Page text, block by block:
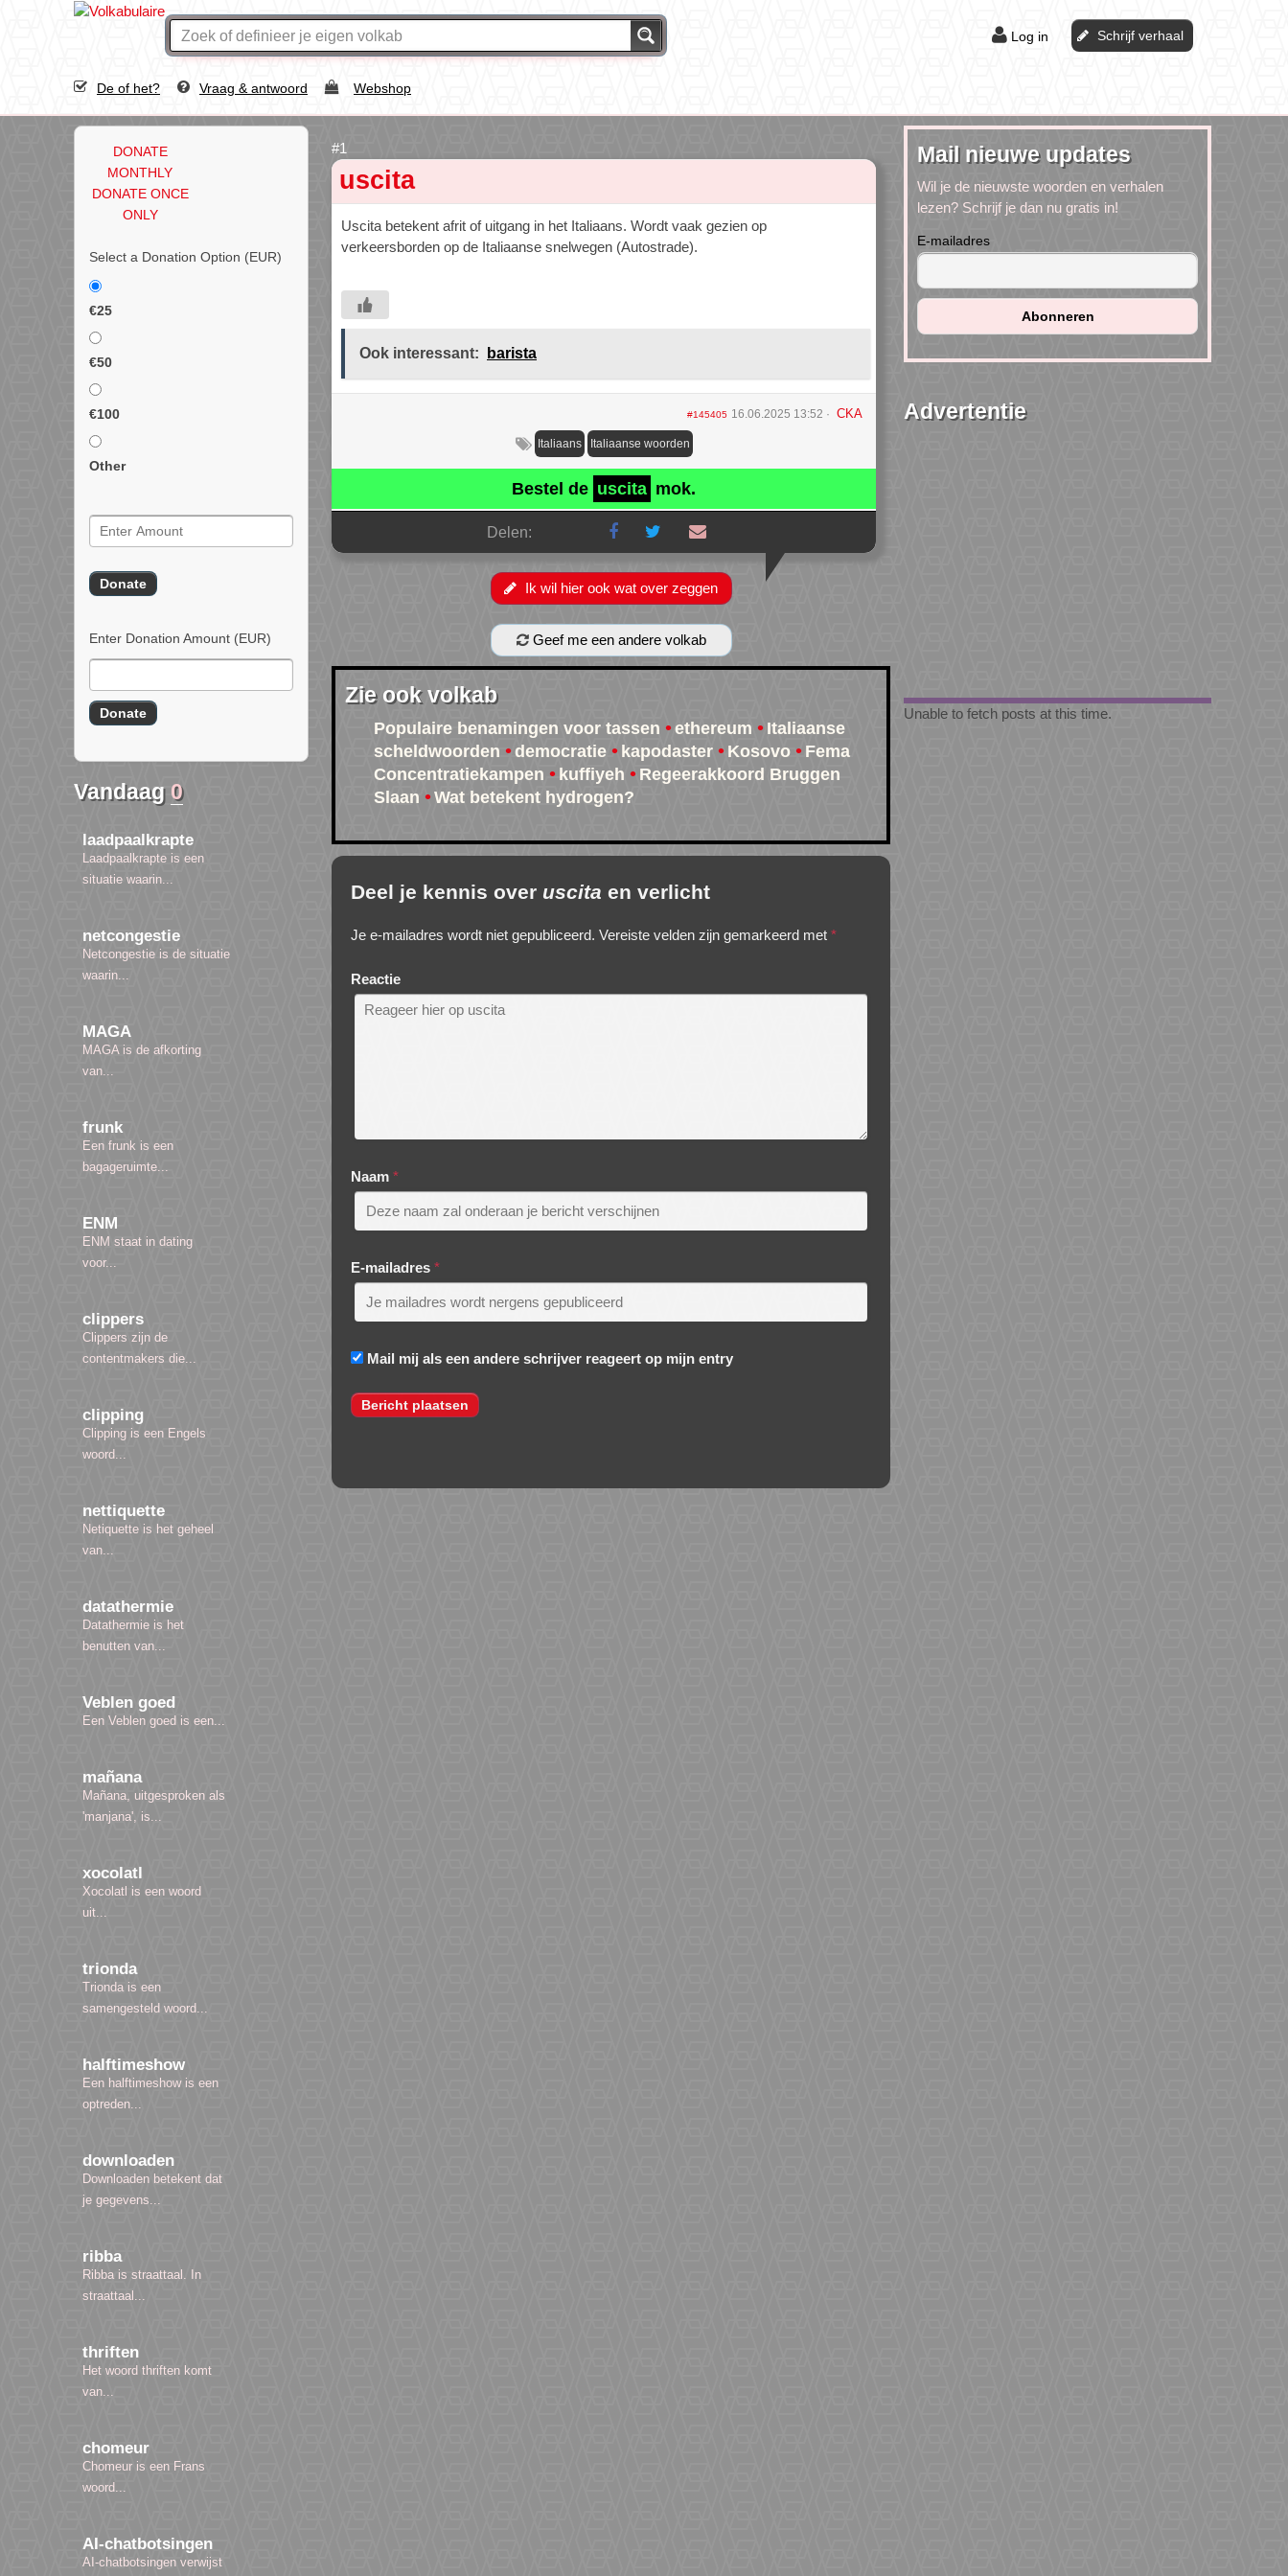
Log in Schrijf verhaal
De of het? Vraag & antwoord Webshop
DONATE
MONTHLY
DONATE ONCE
ONLY
Select a Donation Option (EUR)
€25
€50
€100
Other
Enter Donation Amount (EUR)
Vandaag 0
laadpaalkrapte
Laadpaalkrapte is een
situatie waarin...
netcongestie
Netcongestie is de situatie
waarin...
MAGA
MAGA is de afkorting
van...
frunk
Een frunk is een
bagageruimte...
ENM
ENM staat in dating
voor...
clippers
Clippers zijn de
contentmakers die...
clipping
Clipping is een Engels
woord...
nettiquette
Netiquette is het geheel
van...
datathermie
Datathermie is het
benutten van...
Veblen goed
Een Veblen goed is een...
mañana
Mañana, uitgesproken als
'manjana', is...
xocolatl
Xocolatl is een woord
uit...
trionda
Trionda is een
samengesteld woord...
halftimeshow
Een halftimeshow is een
optreden...
downloaden
Downloaden betekent dat
je gegevens...
ribba
Ribba is straattaal. In
straattaal...
thriften
Het woord thriften komt
van...
chomeur
Chomeur is een Frans
woord...
AI-chatbotsingen
AI-chatbotsingen verwijst
uscita
Uscita betekent afrit of uitgang in het Italiaans. Wordt vaak gezien op
verkeersborden op de Italiaanse snelwegen (Autostrade).
Ook interessant: barista
#145405 16.06.2025 13:52 CKA
Italiaans Italiaanse woorden
Bestel de uscita mok.
Delen:
Ik wil hier ook wat over zeggen
Geef me een andere volkab
Zie ook volkab
Populaire benamingen voor tassen ethereum
Italiaanse
scheldwoorden
democratie kapodaster Kosovo
Fema
Concentratiekampen
kuffiyeh
Regeerakkoord Bruggen
Slaan
Wat betekent hydrogen?
Deel je kennis over uscita en verlicht
Je e-mailadres wordt niet gepubliceerd. Vereiste velden zijn gemarkeerd met *
Reactie
Naam *
E-mailadres *
Mail mij als een andere schrijver reageert op mijn entry
Mail nieuwe updates
Wil je de nieuwste woorden en verhalen
lezen? Schrijf je dan nu gratis in!
E-mailadres
Advertentie
Unable to fetch posts at this time.